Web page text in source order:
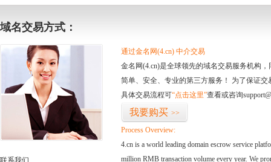
域名交易方式：
联系我们
通过金名网(4.cn) 中介交易
金名网(4.cn)是全球领先的域名交易服务机构
简单、安全、专业的第三方服务！ 为了保证
具体交易流程可“点击这里”查看或咨询
我要购买 >>
Process Overview:
4.cn is a world leading domain escrow service
million RMB transaction volume every year. We